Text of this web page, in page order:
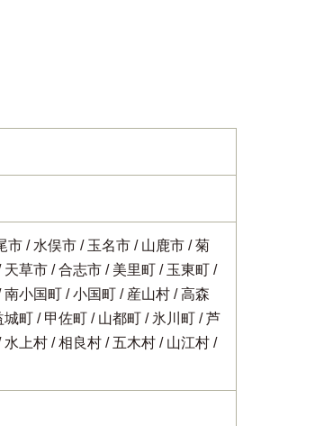
市 水俣市 玉名市 山鹿市
菊
天草市 合志市 美里町
玉東町
南小国町 小国町 産山村
高森
城町 甲佐町 山都町 氷川町
芦
水上村 相良村 五木村
山江村